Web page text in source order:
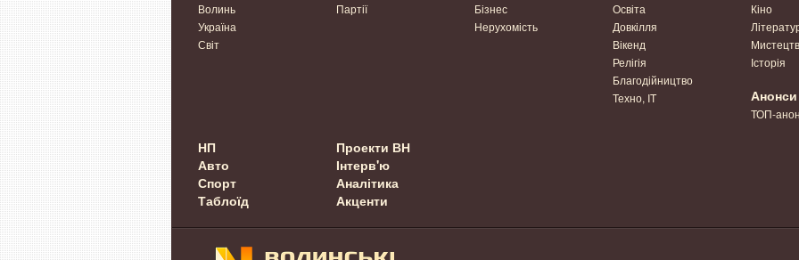
Волинь
Україна
Світ
Партії
Бізнес
Нерухомість
Освіта
Довкілля
Вікенд
Релігія
Благодійництво
Техно, IT
Кіно
Історія
Анонси
ТОП-
НП
Авто
Спорт
Таблоїд
Проекти ВН
Інтерв'ю
Аналітика
Акценти